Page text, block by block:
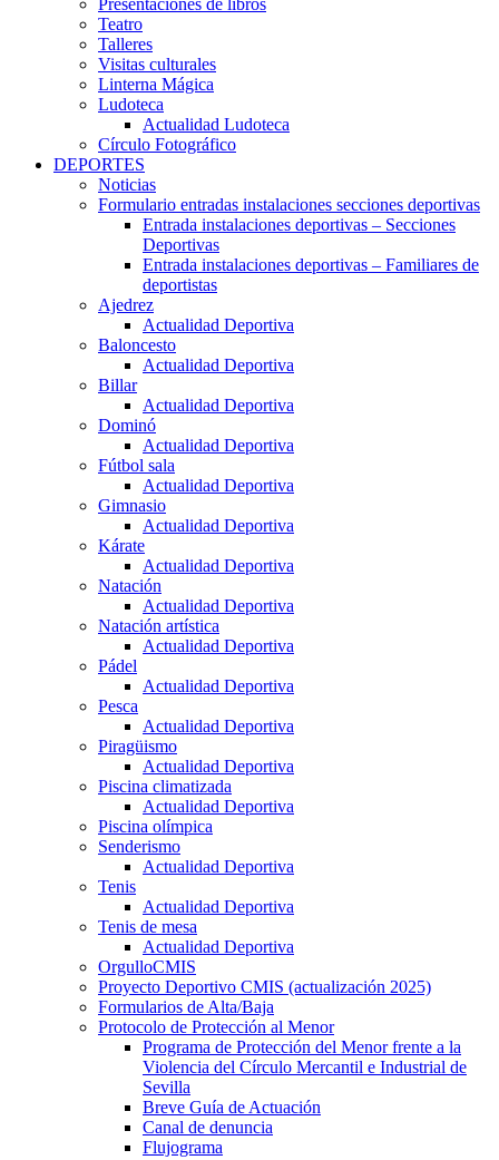
Teatro
Talleres
Visitas culturales
Linterna Mágica
Ludoteca
Actualidad Ludoteca
Círculo Fotográfico
DEPORTES
Noticias
Formulario entradas instalaciones secciones deportivas
Entrada instalaciones deportivas – Secciones
Deportivas
Entrada instalaciones deportivas – Familiares de
deportistas
Ajedrez
Actualidad Deportiva
Baloncesto
Actualidad Deportiva
Billar
Actualidad Deportiva
Dominó
Actualidad Deportiva
Fútbol sala
Actualidad Deportiva
Gimnasio
Actualidad Deportiva
Kárate
Actualidad Deportiva
Natación
Actualidad Deportiva
Natación artística
Actualidad Deportiva
Pádel
Actualidad Deportiva
Pesca
Actualidad Deportiva
Piragüismo
Actualidad Deportiva
Piscina climatizada
Actualidad Deportiva
Piscina olímpica
Senderismo
Actualidad Deportiva
Tenis
Actualidad Deportiva
Tenis de mesa
Actualidad Deportiva
OrgulloCMIS
Proyecto Deportivo CMIS (actualización 2025)
Formularios de Alta/Baja
Protocolo de Protección al Menor
Programa de Protección del Menor frente a la
Violencia del Círculo Mercantil e Industrial de
Sevilla
Breve Guía de Actuación
Canal de denuncia
Flujograma